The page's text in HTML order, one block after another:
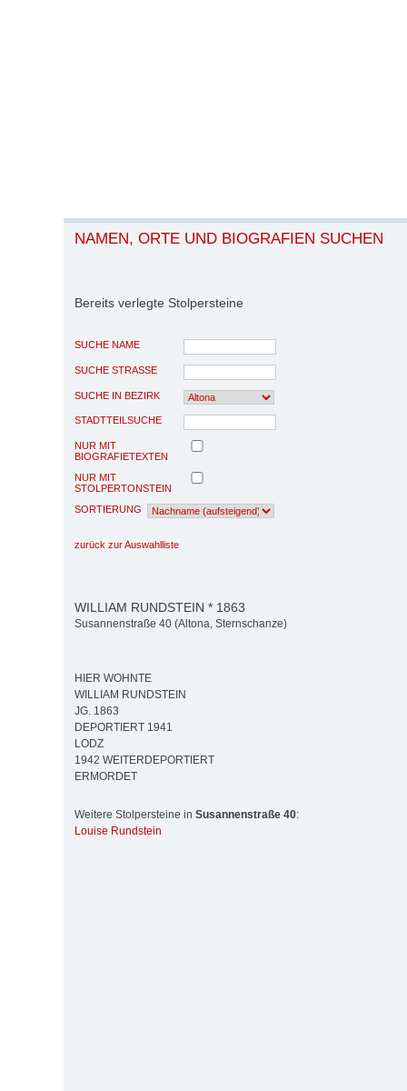
NAMEN, ORTE UND BIOGRAFIEN SUCHEN
Bereits verlegte Stolpersteine
SUCHE NAME
SUCHE STRASSE
SUCHE IN BEZIRK
STADTTEILSUCHE
NUR MIT
BIOGRAFIETEXTEN
NUR MIT
STOLPERTONSTEIN
SORTIERUNG
zurück zur Auswahlliste
WILLIAM RUNDSTEIN * 1863
Susannenstraße 40 (Altona, Sternschanze)
HIER WOHNTE
WILLIAM RUNDSTEIN
JG. 1863
DEPORTIERT 1941
LODZ
1942 WEITERDEPORTIERT
ERMORDET
Weitere Stolpersteine in Susannenstraße 40:
Louise Rundstein